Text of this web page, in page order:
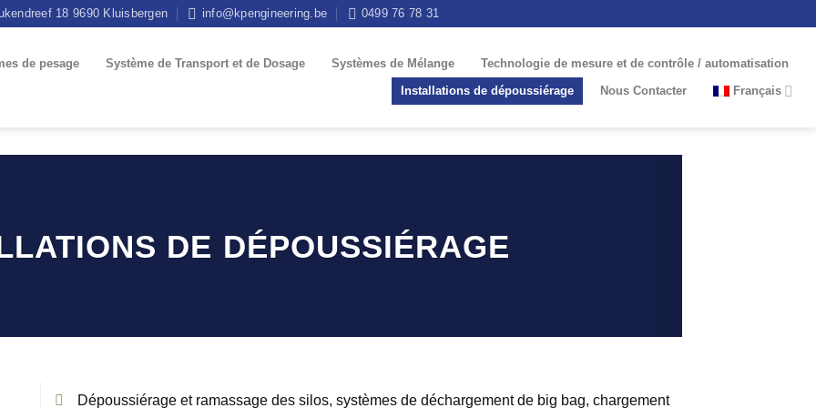
18 9690 Kluisbergen info@kpengineering.be 0499 76 78 31
de pesage Système de Transport et de Dosage Systèmes de Mélange
Technologie de mesure et de contrôle / automatisation
Installations de dépoussiérage
Nous Contacter Français
DE DÉPOUSSIÉRAGE
Dépoussiérage et ramassage des silos, systèmes de déchargement de big bag, chargement